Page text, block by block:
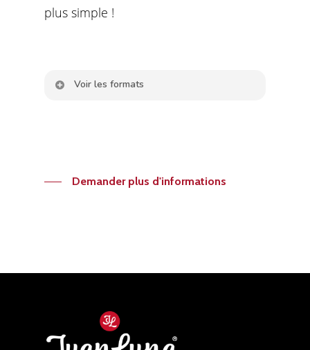
plus simple !
Voir les formats
Demander plus d'informations